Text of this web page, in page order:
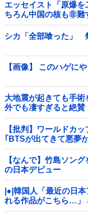
エッセイスト「原爆
ちろん中国の核も非
核！」
シカ「全部喰った」
【画像】 このハゲに
大地震が起きても手
外でも凄すぎると絶賛
【批判】ワールドカ
｢BTSが出てきて悪夢
【なんで】竹島ソン
の日本デビュー
|●|韓国人「最近の日
れる作品がこちら…」
ﾙ」＝韓国の反応